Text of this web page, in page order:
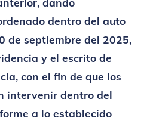
dentro del auto
de septiembre del 2025,
y el escrito de
con el fin de que los
intervenir dentro del
a lo establecido